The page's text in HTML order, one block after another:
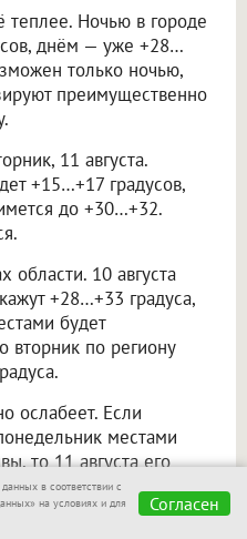
теплее. Ночью в городе
днём — уже +28…
только ночью,
преимущественно
11 августа.
+15…+17 градусов,
до +30…+32.
области. 10 августа
+28…+33 градуса,
будет
по региону
ослабеет. Если
местами
то 11 августа его
2–7 метров
в соответствии с
на условиях и для
Согласен